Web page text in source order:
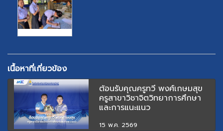
เนื้อหาที่เกี่ยวข้อง
ต้อนรับคุณครูทวี พงศ์เกษมสุข
ครูสาขาวิชาจิตวิทยาการศึกษา
และการแนะแนว
15 พ.ค. 2569